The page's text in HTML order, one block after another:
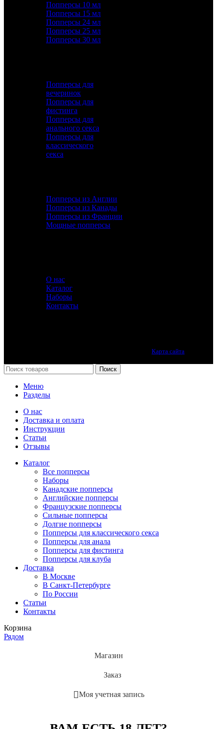
Попперсы 10 мл
Попперсы 15 мл
Попперсы 24 мл
Попперсы 25 мл
Попперсы 30 мл
Попперсы для
вечеринок
Попперсы для
фистинга
Попперсы для
анального секса
Попперсы для
классического
секса
Попперсы из Англии
Попперсы из Канады
Попперсы из Франции
Мощные попперсы
О нас
Каталог
Наборы
Контакты
Карта сайта
Поиск
Меню
Разделы
О нас
Доставка и оплата
Инструкции
Статьи
Отзывы
Каталог
Все попперсы
Наборы
Канадcкие попперсы
Английские попперсы
Французские попперсы
Сильные попперсы
Долгие попперсы
Попперсы для классического секса
Попперсы для анала
Попперсы для фистинга
Попперсы для клуба
Доставка
В Москве
В Санкт-Петербурге
По России
Статьи
Контакты
Корзина
Рядом
Магазин
Заказ
Моя учетная запись